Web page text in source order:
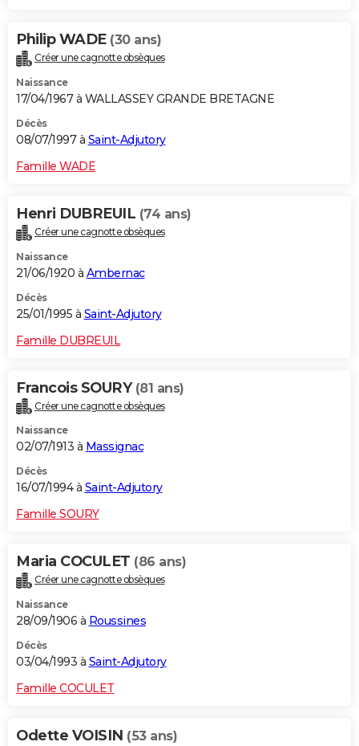
Philip WADE (30 ans)
Créer une cagnotte obsèques
Naissance
17/04/1967 à WALLASSEY GRANDE BRETAGNE
Décès
08/07/1997 à Saint-Adjutory
Famille WADE
Henri DUBREUIL (74 ans)
Créer une cagnotte obsèques
Naissance
21/06/1920 à Ambernac
Décès
25/01/1995 à Saint-Adjutory
Famille DUBREUIL
Francois SOURY (81 ans)
Créer une cagnotte obsèques
Naissance
02/07/1913 à Massignac
Décès
16/07/1994 à Saint-Adjutory
Famille SOURY
Maria COCULET (86 ans)
Créer une cagnotte obsèques
Naissance
28/09/1906 à Roussines
Décès
03/04/1993 à Saint-Adjutory
Famille COCULET
Odette VOISIN (53 ans)